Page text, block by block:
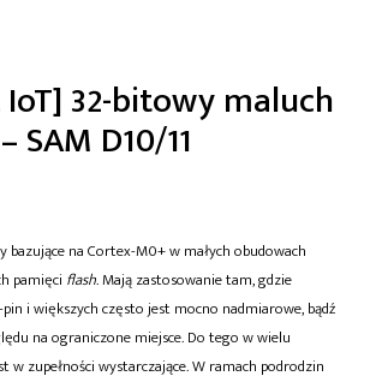
32-bitowy maluch
D10/11
bazujące na Cortex-M0+ w małych obudowach
pamięci flash. Mają zastosowanie tam, gdzie
i większych często jest mocno nadmiarowe, bądź
na ograniczone miejsce. Do tego w wielu
w zupełności wystarczające. W ramach podrodzin